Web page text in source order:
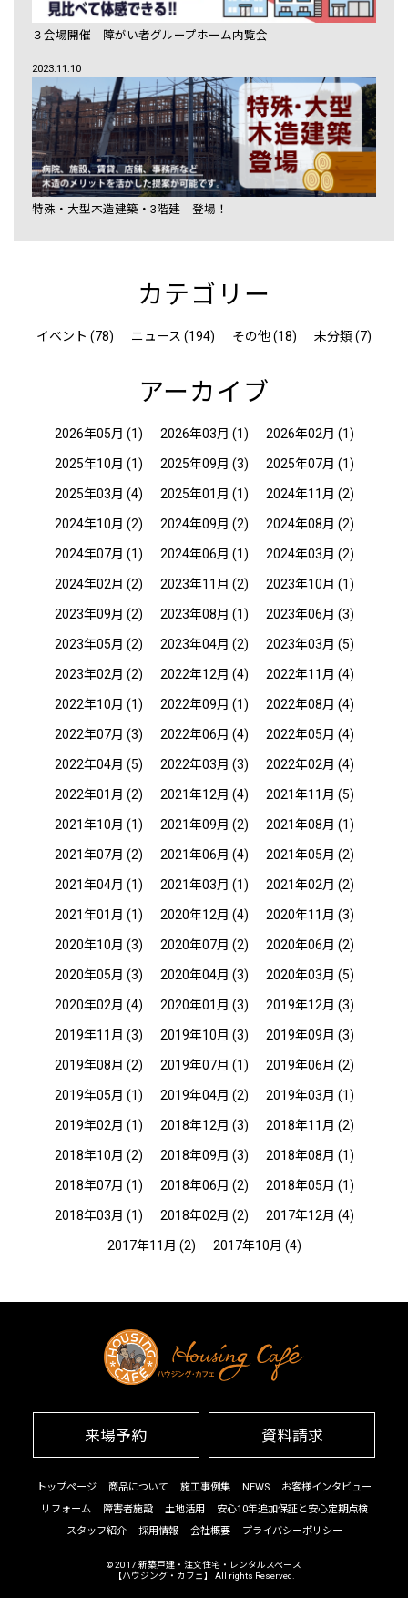
３会場開催 障がい者グループホーム内覧会
2023.11.10
特殊・大型木造建築・3階建 登場！
カテゴリー
イベント (78) ニュース (194) その他 (18) 未分類 (7)
アーカイブ
2026年05月 (1) 2026年03月 (1) 2026年02月 (1)
2025年10月 (1) 2025年09月 (3) 2025年07月 (1)
2025年03月 (4) 2025年01月 (1) 2024年11月 (2)
2024年10月 (2) 2024年09月 (2) 2024年08月 (2)
2024年07月 (1) 2024年06月 (1) 2024年03月 (2)
2024年02月 (2) 2023年11月 (2) 2023年10月 (1)
2023年09月 (2) 2023年08月 (1) 2023年06月 (3)
2023年05月 (2) 2023年04月 (2) 2023年03月 (5)
2023年02月 (2) 2022年12月 (4) 2022年11月 (4)
2022年10月 (1) 2022年09月 (1) 2022年08月 (4)
2022年07月 (3) 2022年06月 (4) 2022年05月 (4)
2022年04月 (5) 2022年03月 (3) 2022年02月 (4)
2022年01月 (2) 2021年12月 (4) 2021年11月 (5)
2021年10月 (1) 2021年09月 (2) 2021年08月 (1)
2021年07月 (2) 2021年06月 (4) 2021年05月 (2)
2021年04月 (1) 2021年03月 (1) 2021年02月 (2)
2021年01月 (1) 2020年12月 (4) 2020年11月 (3)
2020年10月 (3) 2020年07月 (2) 2020年06月 (2)
2020年05月 (3) 2020年04月 (3) 2020年03月 (5)
2020年02月 (4) 2020年01月 (3) 2019年12月 (3)
2019年11月 (3) 2019年10月 (3) 2019年09月 (3)
2019年08月 (2) 2019年07月 (1) 2019年06月 (2)
2019年05月 (1) 2019年04月 (2) 2019年03月 (1)
2019年02月 (1) 2018年12月 (3) 2018年11月 (2)
2018年10月 (2) 2018年09月 (3) 2018年08月 (1)
2018年07月 (1) 2018年06月 (2) 2018年05月 (1)
2018年03月 (1) 2018年02月 (2) 2017年12月 (4)
2017年11月 (2) 2017年10月 (4)
来場予約 資料請求
トップページ 商品について 施工事例集 NEWS
お客様インタビュー
リフォーム
障害者施設 土地活用
安心10年追加保証と安心定期点検
スタッフ紹介
採用情報 会社概要 プライバシーポリシー
© 2017 新築戸建・注文住宅・レンタルスペース
【ハウジング・カフェ】
All rights Reserved.